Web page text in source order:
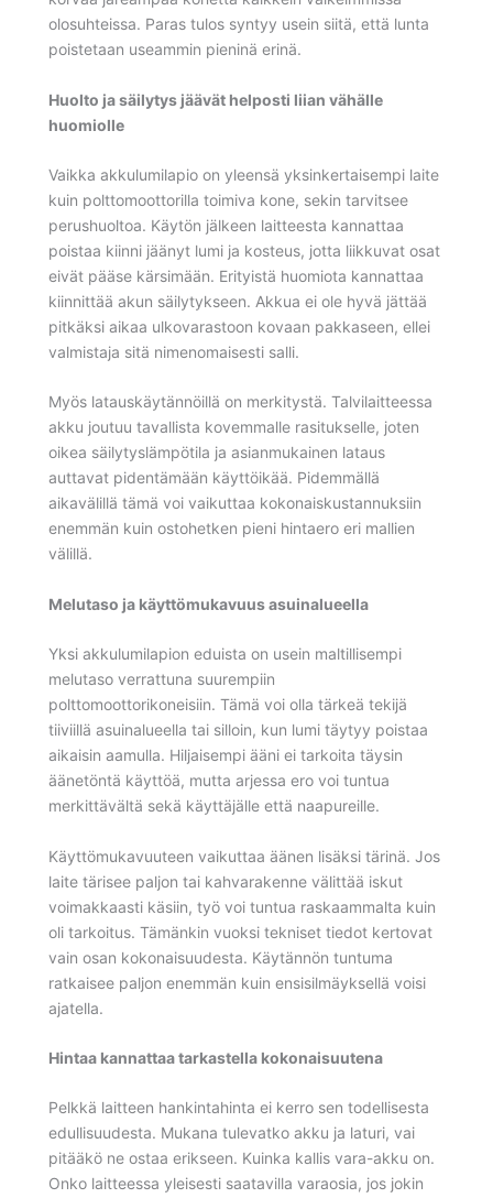
olosuhteissa. Paras tulos syntyy usein siitä, että lunta
poistetaan useammin pieninä erinä.
Huolto ja säilytys jäävät helposti liian vähälle
huomiolle
Vaikka akkulumilapio on yleensä yksinkertaisempi laite
kuin polttomoottorilla toimiva kone, sekin tarvitsee
perushuoltoa. Käytön jälkeen laitteesta kannattaa
poistaa kiinni jäänyt lumi ja kosteus, jotta liikkuvat osat
eivät pääse kärsimään. Erityistä huomiota kannattaa
kiinnittää akun säilytykseen. Akkua ei ole hyvä jättää
pitkäksi aikaa ulkovarastoon kovaan pakkaseen, ellei
valmistaja sitä nimenomaisesti salli.
Myös latauskäytännöillä on merkitystä. Talvilaitteessa
akku joutuu tavallista kovemmalle rasitukselle, joten
oikea säilytyslämpötila ja asianmukainen lataus
auttavat pidentämään käyttöikää. Pidemmällä
aikavälillä tämä voi vaikuttaa kokonaiskustannuksiin
enemmän kuin ostohetken pieni hintaero eri mallien
välillä.
Melutaso ja käyttömukavuus asuinalueella
Yksi akkulumilapion eduista on usein maltillisempi
melutaso verrattuna suurempiin
polttomoottorikoneisiin. Tämä voi olla tärkeä tekijä
tiiviillä asuinalueella tai silloin, kun lumi täytyy poistaa
aikaisin aamulla. Hiljaisempi ääni ei tarkoita täysin
äänetöntä käyttöä, mutta arjessa ero voi tuntua
merkittävältä sekä käyttäjälle että naapureille.
Käyttömukavuuteen vaikuttaa äänen lisäksi tärinä. Jos
laite tärisee paljon tai kahvarakenne välittää iskut
voimakkaasti käsiin, työ voi tuntua raskaammalta kuin
oli tarkoitus. Tämänkin vuoksi tekniset tiedot kertovat
vain osan kokonaisuudesta. Käytännön tuntuma
ratkaisee paljon enemmän kuin ensisilmäyksellä voisi
ajatella.
Hintaa kannattaa tarkastella kokonaisuutena
Pelkkä laitteen hankintahinta ei kerro sen todellisesta
edullisuudesta. Mukana tulevatko akku ja laturi, vai
pitääkö ne ostaa erikseen. Kuinka kallis vara-akku on.
Onko laitteessa yleisesti saatavilla varaosia, jos jokin